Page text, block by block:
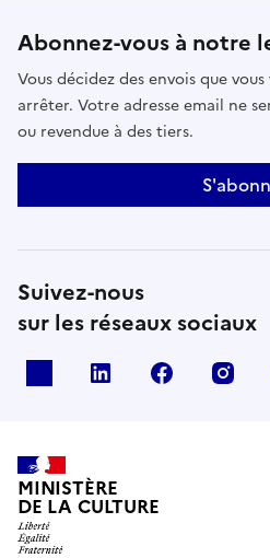
Abonnez-vous à notre
Vous décidez des envois que
arrêter. Votre adresse email ne
ou revendue à des tiers.
Suivez-nous
sur les réseaux sociaux
linkedin facebook
MINISTÈRE
DE LA CULTURE